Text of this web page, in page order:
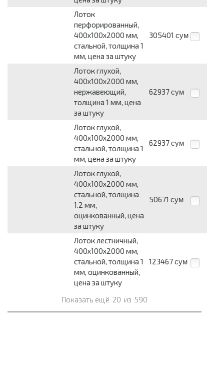
Лоток
перфорированный,
400х100х2000 мм,
стальной, толщина 1
мм, цена за штуку
305401 сум
Лоток глухой,
400х100х2000 мм,
нержавеющий,
толщина 1 мм, цена
за штуку
62937 сум
Лоток глухой,
400х100х2000 мм,
стальной, толщина 1
мм, цена за штуку
62937 сум
Лоток глухой,
400х100х2000 мм,
стальной, толщина
1.2 мм,
оцинкованный, цена
за штуку
50671 сум
Лоток лестничный,
400х100х2000 мм,
стальной, толщина 1
мм, оцинкованный,
цена за штуку
123467 сум
Показать ещё 20 из 590